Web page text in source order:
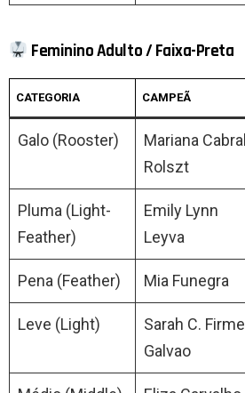
Feminino Adulto / Faixa-Preta
CATEGORIA CAMPEÃ
Galo (Rooster)
Mariana Cabral
Rolszt
Pluma (Light-
Feather)
Emily Lynn
Leyva
Pena (Feather) Mia Funegra
Leve (Light)
Sarah C. Firme
Galvao